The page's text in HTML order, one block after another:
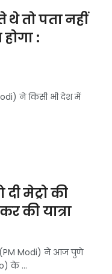
तो पता नहीं
:
ने किसी भी देश में
मेट्रो की
की यात्रा
(PM Modi) ने आज पुणे
के ...